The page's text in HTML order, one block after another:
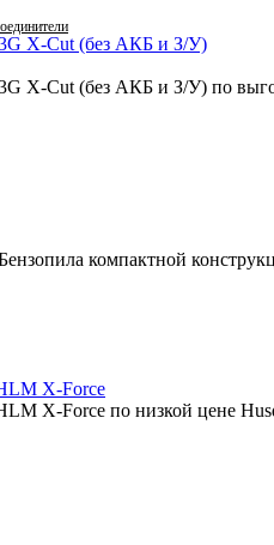
X-Cut (без АКБ и З/У)
X-Cut (без АКБ и З/У) по
компактной
X-Force
X-Force по низкой цене